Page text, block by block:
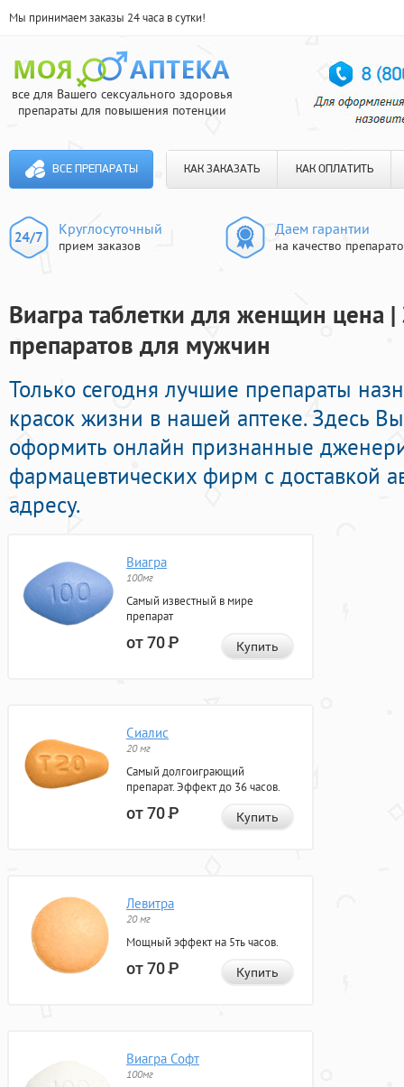
Мы принимаем заказы 24 часа в сутки!
все для Вашего сексуального здоровья
препараты для повышения потенции
ВСЕ ПРЕПАРАТЫ КАК ЗАКАЗАТЬ КАК ОПЛАТИТЬ
Круглосуточный
прием заказов
Даем гарантии
на качество
Виагра таблетки для женщин цена
препаратов для мужчин
Только сегодня лучшие препараты
красок жизни в нашей аптеке. Здесь
оформить онлайн признанные
фармацевтических фирм с доставкой
адресу.
Виагра
100мг
Самый известный в мире
препарат
от 70Р Купить
Сиалис
20 мг
Самый долгоиграющий
препарат. Эффект до 36 часов.
от 70Р Купить
Левитра
20 мг
Мощный эффект на 5ть часов.
от 70Р Купить
Виагра Софт
100мг